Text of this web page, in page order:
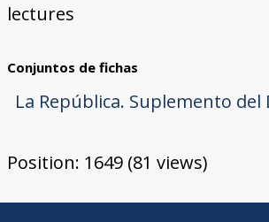
lectures
Conjuntos de fichas
La República. Suplemento del
Position: 1649(81 views)